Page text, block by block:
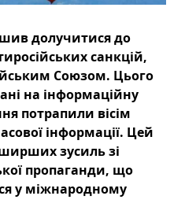
долучитися до
санкцій,
Союзом. Цього
на інформаційну
потрапили вісім
інформації. Цей
зусиль зі
пропаганди, що
у міжнародному